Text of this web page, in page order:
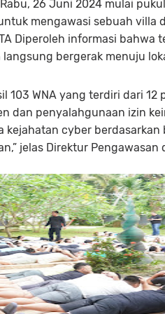
26 Juni 2024 mulai
mengawasi sebuah villa
Diperoleh informasi bahwa
bergerak menuju
103 WNA yang terdiri dari 12
dan penyalahgunaan izin
cyber
jelas Direktur Pengawasan